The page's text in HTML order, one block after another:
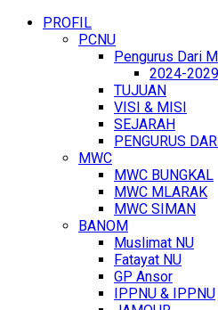
PROFIL
PCNU
Pengurus Dari
2024-2029
TUJUAN
VISI & MISI
SEJARAH
PENGURUS
MWC
MWC BUNGKAL
MWC MLARAK
MWC SIMAN
BANOM
Muslimat NU
Fatayat NU
GP Ansor
IPPNU & IPPNU